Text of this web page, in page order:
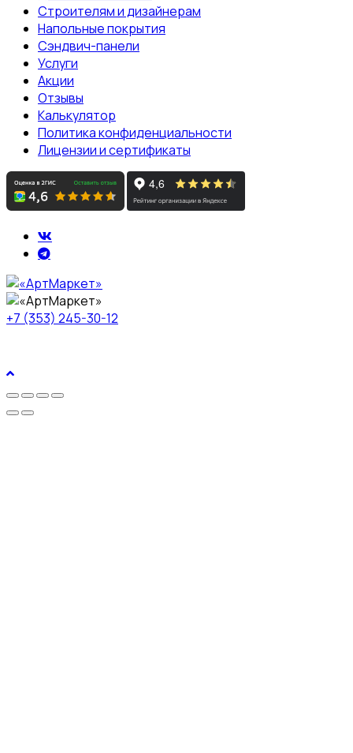
Строителям и дизайнерам
Напольные покрытия
Сэндвич-панели
Услуги
Акции
Отзывы
Калькулятор
Политика конфиденциальности
Лицензии и сертификаты
+7 (353) 245-30-12